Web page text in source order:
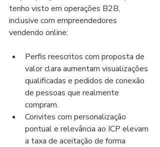
tenho visto em operações B2B,
inclusive com empreendedores
vendendo online:
Perfis reescritos com proposta de
valor clara aumentam visualizações
qualificadas e pedidos de conexão
de pessoas que realmente
compram.
Convites com personalização
pontual e relevância ao ICP elevam
a taxa de aceitação de forma